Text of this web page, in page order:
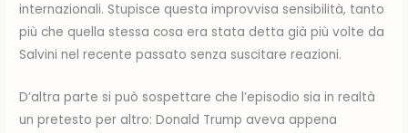
internazionali. Stupisce questa improvvisa sensibilità, tanto
più che quella stessa cosa era stata detta già più volte da
Salvini nel recente passato senza suscitare reazioni.
D’altra parte si può sospettare che l’episodio sia in realtà
un pretesto per altro: Donald Trump aveva appena